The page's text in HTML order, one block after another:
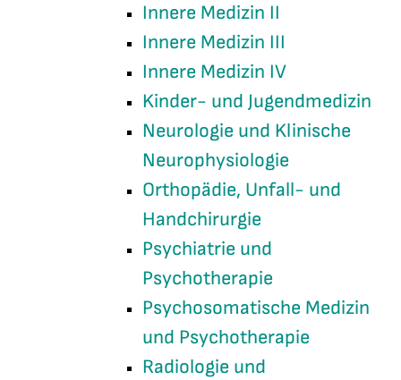
Innere Medizin II
Innere Medizin III
Innere Medizin IV
Kinder- und Jugendmedizin
Neurologie und Klinische
Neurophysiologie
Orthopädie, Unfall- und
Handchirurgie
Psychiatrie und
Psychotherapie
Psychosomatische Medizin
und Psychotherapie
Radiologie und